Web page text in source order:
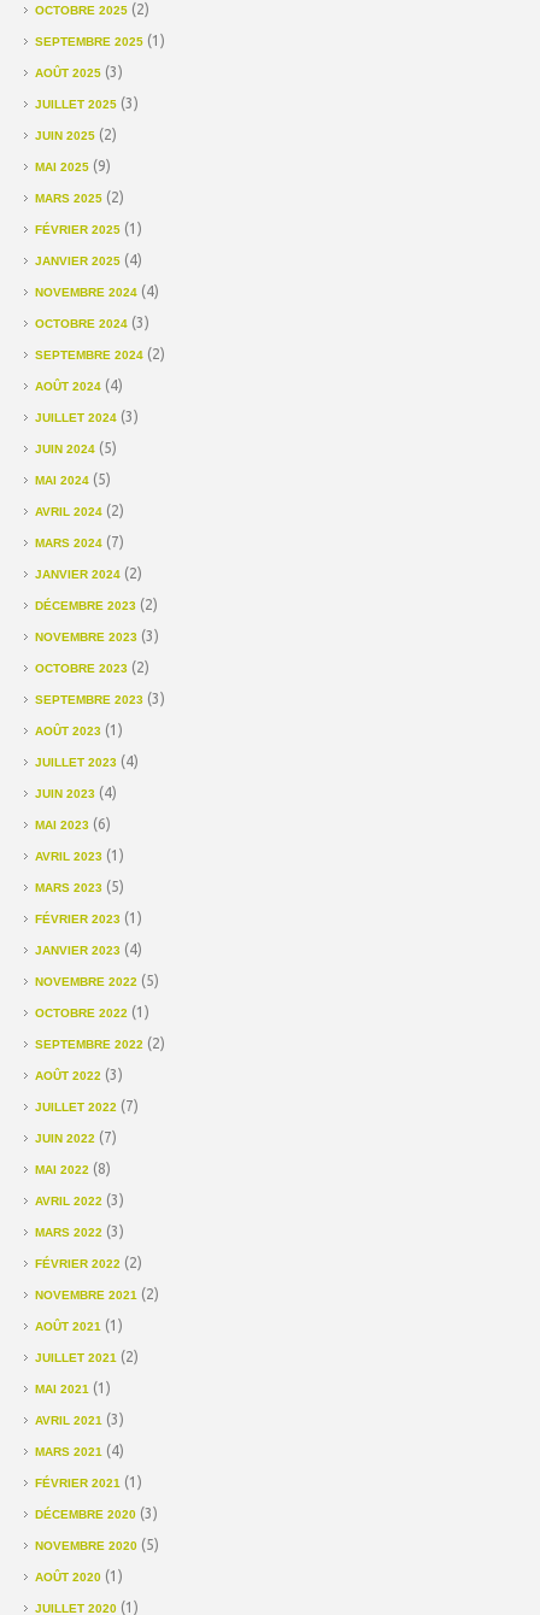
OCTOBRE 2025 (2)
SEPTEMBRE 2025 (1)
AOÛT 2025 (3)
JUILLET 2025 (3)
JUIN 2025 (2)
MAI 2025 (9)
MARS 2025 (2)
FÉVRIER 2025 (1)
JANVIER 2025 (4)
NOVEMBRE 2024 (4)
OCTOBRE 2024 (3)
SEPTEMBRE 2024 (2)
AOÛT 2024 (4)
JUILLET 2024 (3)
JUIN 2024 (5)
MAI 2024 (5)
AVRIL 2024 (2)
MARS 2024 (7)
JANVIER 2024 (2)
DÉCEMBRE 2023 (2)
NOVEMBRE 2023 (3)
OCTOBRE 2023 (2)
SEPTEMBRE 2023 (3)
AOÛT 2023 (1)
JUILLET 2023 (4)
JUIN 2023 (4)
MAI 2023 (6)
AVRIL 2023 (1)
MARS 2023 (5)
FÉVRIER 2023 (1)
JANVIER 2023 (4)
NOVEMBRE 2022 (5)
OCTOBRE 2022 (1)
SEPTEMBRE 2022 (2)
AOÛT 2022 (3)
JUILLET 2022 (7)
JUIN 2022 (7)
MAI 2022 (8)
AVRIL 2022 (3)
MARS 2022 (3)
FÉVRIER 2022 (2)
NOVEMBRE 2021 (2)
AOÛT 2021 (1)
JUILLET 2021 (2)
MAI 2021 (1)
AVRIL 2021 (3)
MARS 2021 (4)
FÉVRIER 2021 (1)
DÉCEMBRE 2020 (3)
NOVEMBRE 2020 (5)
AOÛT 2020 (1)
JUILLET 2020 (1)